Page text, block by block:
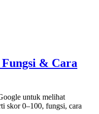
& Cara
untuk melihat
skor 0–100, fungsi, cara